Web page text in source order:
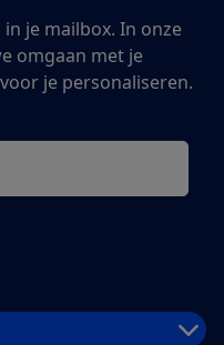
je mailbox. In onze
omgaan met je
je personaliseren.